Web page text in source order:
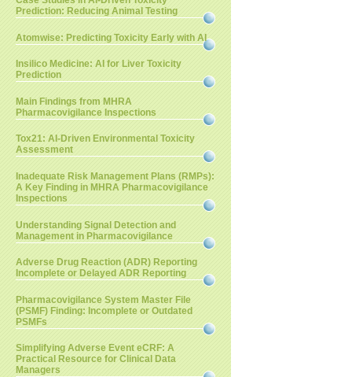
Prediction: Reducing Animal Testing
Atomwise: Predicting Toxicity Early with AI
Insilico Medicine: AI for Liver Toxicity
Prediction
Main Findings from MHRA
Pharmacovigilance Inspections
Tox21: AI-Driven Environmental Toxicity
Assessment
Inadequate Risk Management Plans (RMPs):
A Key Finding in MHRA Pharmacovigilance
Inspections
Understanding Signal Detection and
Management in Pharmacovigilance
Adverse Drug Reaction (ADR) Reporting
Incomplete or Delayed ADR Reporting
Pharmacovigilance System Master File
(PSMF) Finding: Incomplete or Outdated
PSMFs
Simplifying Adverse Event eCRF: A
Practical Resource for Clinical Data
Managers